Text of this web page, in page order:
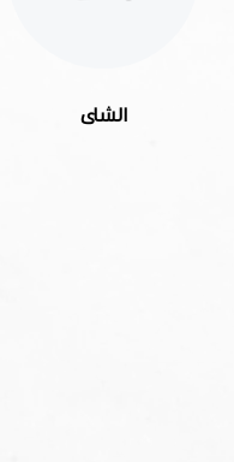
الأدوات والمكائن